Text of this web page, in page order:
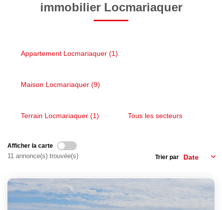
SYNDIC
Nos Offres D'emploi
Avis Clients
MON COMPTE
Type de bienimmobilier Locmariaquer
Appartement Locmariaquer (1)
Maison Locmariaquer (9)
Terrain Locmariaquer (1) Tous les secteurs
Afficher la carte
11 annonce(s) trouvée(s) Trier par